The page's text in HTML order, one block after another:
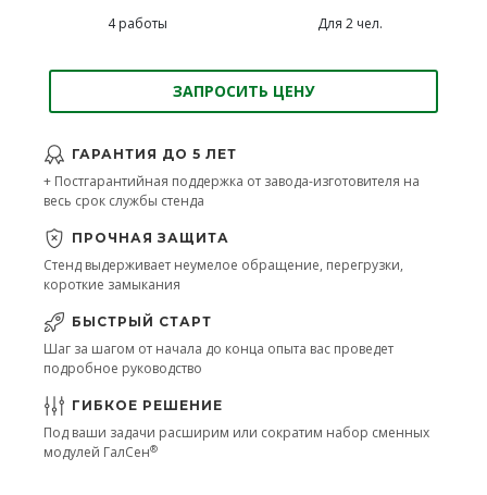
4 работы Для 2 чел.
ЗАПРОСИТЬ ЦЕНУ
ГАРАНТИЯ ДО 5 ЛЕТ
+ Постгарантийная поддержка от завода-изготовителя на
весь срок службы стенда
ПРОЧНАЯ ЗАЩИТА
Стенд выдерживает неумелое обращение, перегрузки,
короткие замыкания
БЫСТРЫЙ СТАРТ
Шаг за шагом от начала до конца опыта вас проведет
подробное руководство
ГИБКОЕ РЕШЕНИЕ
Под ваши задачи расширим или сократим набор сменных
модулей ГалСен®